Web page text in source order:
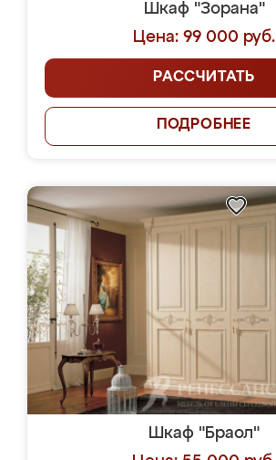
Шкаф "Зорана"
Цена: 99 000 руб.
РАССЧИТАТЬ
ПОДРОБНЕЕ
Шкаф "Браол"